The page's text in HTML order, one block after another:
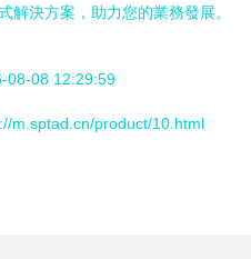
解決方案，助力您的業務發展。
08-08 12:29:59
m.sptad.cn/product/10.html